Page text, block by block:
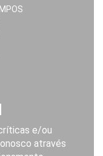
e/ou
através